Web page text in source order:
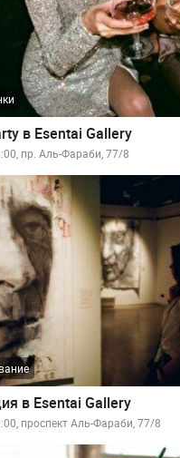
в Esentai Gallery
пр. Аль-Фараби, 77/8
в Esentai Gallery
проспект Аль-Фараби, 77/8